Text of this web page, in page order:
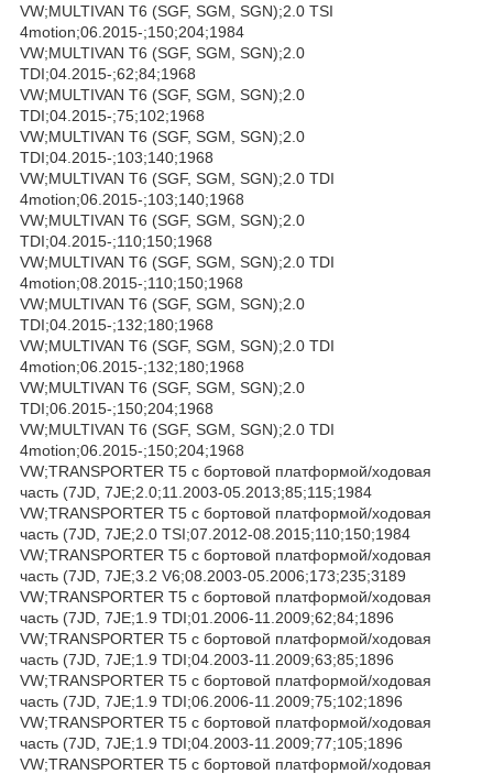
VW;MULTIVAN T6 (SGF, SGM, SGN);2.0 TSI
4motion;06.2015-;150;204;1984
VW;MULTIVAN T6 (SGF, SGM, SGN);2.0
TDI;04.2015-;62;84;1968
VW;MULTIVAN T6 (SGF, SGM, SGN);2.0
TDI;04.2015-;75;102;1968
VW;MULTIVAN T6 (SGF, SGM, SGN);2.0
TDI;04.2015-;103;140;1968
VW;MULTIVAN T6 (SGF, SGM, SGN);2.0 TDI
4motion;06.2015-;103;140;1968
VW;MULTIVAN T6 (SGF, SGM, SGN);2.0
TDI;04.2015-;110;150;1968
VW;MULTIVAN T6 (SGF, SGM, SGN);2.0 TDI
4motion;08.2015-;110;150;1968
VW;MULTIVAN T6 (SGF, SGM, SGN);2.0
TDI;04.2015-;132;180;1968
VW;MULTIVAN T6 (SGF, SGM, SGN);2.0 TDI
4motion;06.2015-;132;180;1968
VW;MULTIVAN T6 (SGF, SGM, SGN);2.0
TDI;06.2015-;150;204;1968
VW;MULTIVAN T6 (SGF, SGM, SGN);2.0 TDI
4motion;06.2015-;150;204;1968
VW;TRANSPORTER T5 c бортовой платформой/ходовая
часть (7JD, 7JE;2.0;11.2003-05.2013;85;115;1984
VW;TRANSPORTER T5 c бортовой платформой/ходовая
часть (7JD, 7JE;2.0 TSI;07.2012-08.2015;110;150;1984
VW;TRANSPORTER T5 c бортовой платформой/ходовая
часть (7JD, 7JE;3.2 V6;08.2003-05.2006;173;235;3189
VW;TRANSPORTER T5 c бортовой платформой/ходовая
часть (7JD, 7JE;1.9 TDI;01.2006-11.2009;62;84;1896
VW;TRANSPORTER T5 c бортовой платформой/ходовая
часть (7JD, 7JE;1.9 TDI;04.2003-11.2009;63;85;1896
VW;TRANSPORTER T5 c бортовой платформой/ходовая
часть (7JD, 7JE;1.9 TDI;06.2006-11.2009;75;102;1896
VW;TRANSPORTER T5 c бортовой платформой/ходовая
часть (7JD, 7JE;1.9 TDI;04.2003-11.2009;77;105;1896
VW;TRANSPORTER T5 c бортовой платформой/ходовая